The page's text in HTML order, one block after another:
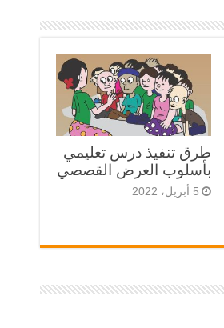
طرق تنفيذ درس تعليمي
بأسلوب العرض القصصي
5 أبريل، 2022